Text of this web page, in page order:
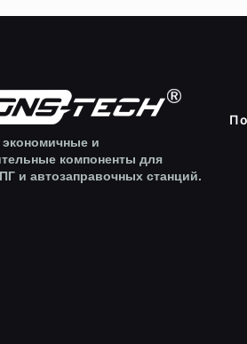
и
компоненты для
и автозаправочных станций.